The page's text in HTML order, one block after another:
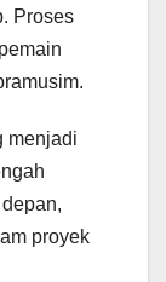
Proses
menjadi
proyek